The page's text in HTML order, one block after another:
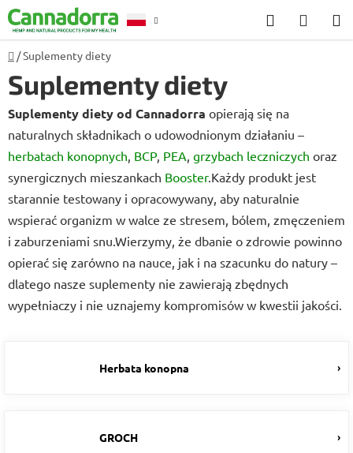
Przejść
do
treści
Szukaj
Home
/Suplementy diety
Suplementy diety
Suplementy diety od Cannadorra opierają się na
naturalnych składnikach o udowodnionym działaniu –
herbatach konopnych, BCP, PEA, grzybach leczniczych oraz
synergicznych mieszankach Booster.Każdy produkt jest
starannie testowany i opracowywany, aby naturalnie
wspierać organizm w walce ze stresem, bólem, zmęczeniem
i zaburzeniami snu.Wierzymy, że dbanie o zdrowie powinno
opierać się zarówno na nauce, jak i na szacunku do natury –
dlatego nasze suplementy nie zawierają zbędnych
wypełniaczy i nie uznajemy kompromisów w kwestii jakości.
Herbata konopna
GROCH